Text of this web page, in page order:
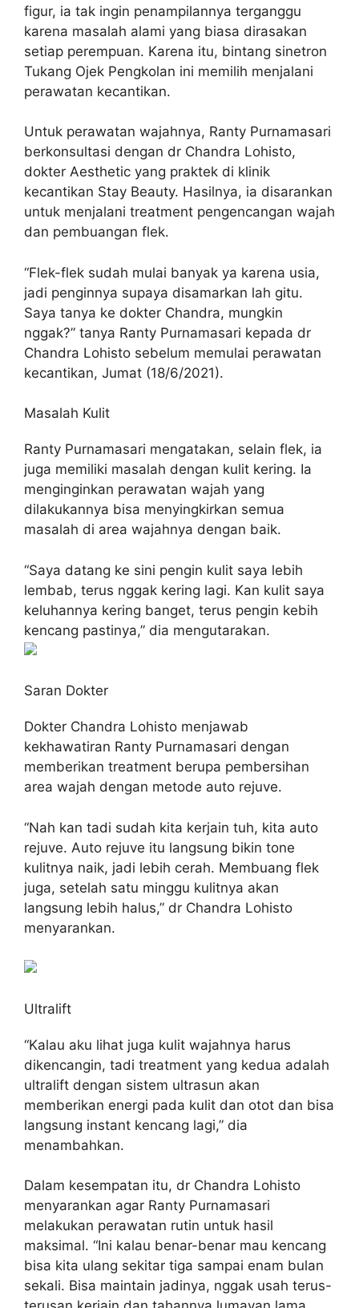
figur, ia tak ingin penampilannya terganggu
karena masalah alami yang biasa dirasakan
setiap perempuan. Karena itu, bintang sinetron
Tukang Ojek Pengkolan ini memilih menjalani
perawatan kecantikan.
Untuk perawatan wajahnya, Ranty Purnamasari
berkonsultasi dengan dr Chandra Lohisto,
dokter Aesthetic yang praktek di klinik
kecantikan Stay Beauty. Hasilnya, ia disarankan
untuk menjalani treatment pengencangan wajah
dan pembuangan flek.
“Flek-flek sudah mulai banyak ya karena usia,
jadi penginnya supaya disamarkan lah gitu.
Saya tanya ke dokter Chandra, mungkin
nggak?” tanya Ranty Purnamasari kepada dr
Chandra Lohisto sebelum memulai perawatan
kecantikan, Jumat (18/6/2021).
Masalah Kulit
Ranty Purnamasari mengatakan, selain flek, ia
juga memiliki masalah dengan kulit kering. Ia
menginginkan perawatan wajah yang
dilakukannya bisa menyingkirkan semua
masalah di area wajahnya dengan baik.
“Saya datang ke sini pengin kulit saya lebih
lembab, terus nggak kering lagi. Kan kulit saya
keluhannya kering banget, terus pengin kebih
kencang pastinya,” dia mengutarakan.
Saran Dokter
Dokter Chandra Lohisto menjawab
kekhawatiran Ranty Purnamasari dengan
memberikan treatment berupa pembersihan
area wajah dengan metode auto rejuve.
“Nah kan tadi sudah kita kerjain tuh, kita auto
rejuve. Auto rejuve itu langsung bikin tone
kulitnya naik, jadi lebih cerah. Membuang flek
juga, setelah satu minggu kulitnya akan
langsung lebih halus,” dr Chandra Lohisto
menyarankan.
Ultralift
“Kalau aku lihat juga kulit wajahnya harus
dikencangin, tadi treatment yang kedua adalah
ultralift dengan sistem ultrasun akan
memberikan energi pada kulit dan otot dan bisa
langsung instant kencang lagi,” dia
menambahkan.
Dalam kesempatan itu, dr Chandra Lohisto
menyarankan agar Ranty Purnamasari
melakukan perawatan rutin untuk hasil
maksimal. “Ini kalau benar-benar mau kencang
bisa kita ulang sekitar tiga sampai enam bulan
sekali. Bisa maintain jadinya, nggak usah terus-